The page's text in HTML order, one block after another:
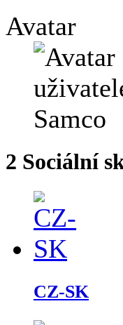
Avatar
2 Sociální
CZ-SK